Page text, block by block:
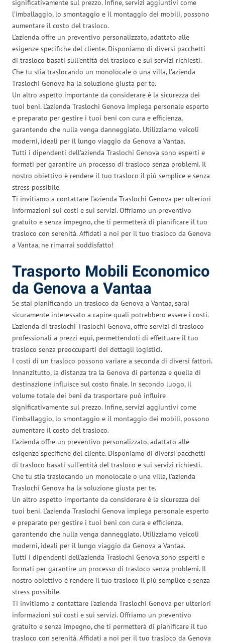
significativamente sul prezzo. Infine, servizi aggiuntivi come
l’imballaggio, lo smontaggio e il montaggio dei mobili, possono
aumentare il costo del trasloco.
L’azienda offre un preventivo personalizzato, adattato alle
esigenze specifiche del cliente. Disponiamo di diversi pacchetti
di trasloco basati sull’entità del trasloco e sui servizi richiesti.
Che tu stia traslocando un monolocale o una villa, l’azienda
Traslochi Genova ha la soluzione giusta per te.
Un altro aspetto importante da considerare è la sicurezza dei
tuoi beni. L’azienda Traslochi Genova impiega personale esperto
e preparato per gestire i tuoi beni con cura e efficienza,
garantendo che nulla venga danneggiato. Utilizziamo veicoli
moderni, ideali per il lungo viaggio da Genova a Vantaa.
Tutti i dipendenti dell’azienda Traslochi Genova sono esperti e
formati per garantire un processo di trasloco senza problemi. Il
nostro obiettivo è rendere il tuo trasloco il più semplice e senza
stress possibile.
Ti invitiamo a contattare l’azienda Traslochi Genova per ulteriori
informazioni sui costi e sui servizi. Offriamo un preventivo
gratuito e senza impegno, che ti permetterà di pianificare il tuo
trasloco con serenità. Affidati a noi per il tuo trasloco da Genova
a Vantaa, ne rimarrai soddisfatto!
Trasporto Mobili Economico
da Genova a Vantaa
Se stai pianificando un trasloco da Genova a Vantaa, sarai
sicuramente interessato a capire quali potrebbero essere i costi.
L’azienda di traslochi Traslochi Genova, offre servizi di trasloco
professionali a prezzi equi, permettendoti di effettuare il tuo
trasloco senza preoccuparti dei dettagli logistici.
I costi di un trasloco possono variare a seconda di diversi fattori.
Innanzitutto, la distanza tra la Genova di partenza e quella di
destinazione influisce sul costo finale. In secondo luogo, il
volume totale dei beni da trasportare può influire
significativamente sul prezzo. Infine, servizi aggiuntivi come
l’imballaggio, lo smontaggio e il montaggio dei mobili, possono
aumentare il costo del trasloco.
L’azienda offre un preventivo personalizzato, adattato alle
esigenze specifiche del cliente. Disponiamo di diversi pacchetti
di trasloco basati sull’entità del trasloco e sui servizi richiesti.
Che tu stia traslocando un monolocale o una villa, l’azienda
Traslochi Genova ha la soluzione giusta per te.
Un altro aspetto importante da considerare è la sicurezza dei
tuoi beni. L’azienda Traslochi Genova impiega personale esperto
e preparato per gestire i tuoi beni con cura e efficienza,
garantendo che nulla venga danneggiato. Utilizziamo veicoli
moderni, ideali per il lungo viaggio da Genova a Vantaa.
Tutti i dipendenti dell’azienda Traslochi Genova sono esperti e
formati per garantire un processo di trasloco senza problemi. Il
nostro obiettivo è rendere il tuo trasloco il più semplice e senza
stress possibile.
Ti invitiamo a contattare l’azienda Traslochi Genova per ulteriori
informazioni sui costi e sui servizi. Offriamo un preventivo
gratuito e senza impegno, che ti permetterà di pianificare il tuo
trasloco con serenità. Affidati a noi per il tuo trasloco da Genova